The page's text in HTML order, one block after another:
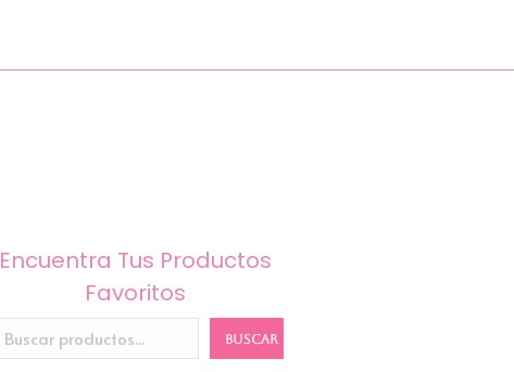
Encuentra Tus Productos
Favoritos
BUSCAR